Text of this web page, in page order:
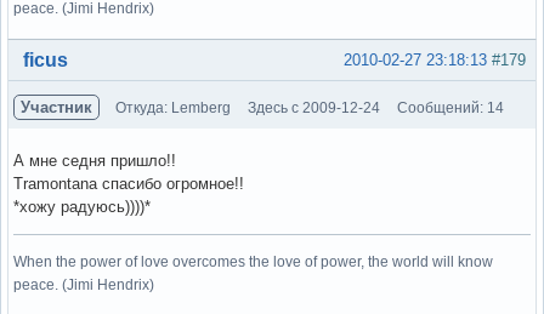
peace. (Jimi Hendrix)
Вне форума #179
2010-02-27 23:18:13
ficus
Участник Откуда: Lemberg Здесь с 2009-12-24 Сообщений: 14
А мне седня пришло!!
Tramontana спасибо огромное!!
*хожу радуюсь))))*
When the power of love overcomes the love of power, the world will know
peace. (Jimi Hendrix)